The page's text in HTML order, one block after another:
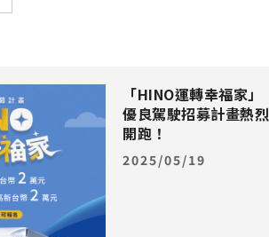
「HINO運轉幸福家」
優良駕駛招募計畫熱烈
開跑！
2025/05/19